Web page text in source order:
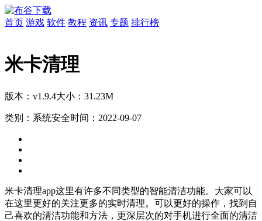
首页 游戏 软件 教程 资讯 专题 排行榜
米卡清理
版本：v1.9.4大小：31.23M
类别：系统安全时间：2022-09-07
米卡清理app这里有许多不同类型的智能清洁功能。大家可以
在这里更好的关注更多的实时清理。可以更好的操作，找到自
己喜欢的清洁功能和方法，更深层次的对手机进行全面的清洁